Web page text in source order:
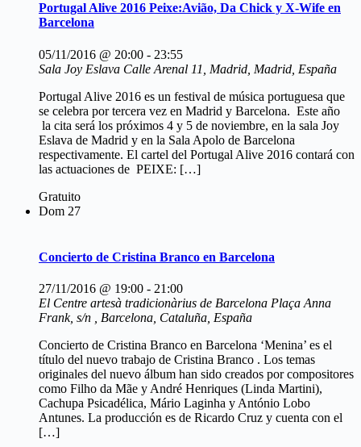
Portugal Alive 2016 Peixe:Avião, Da Chick y X-Wife en
Barcelona
05/11/2016 @ 20:00 - 23:55
Sala Joy Eslava Calle Arenal 11, Madrid, Madrid, España
Portugal Alive 2016 es un festival de música portuguesa que
se celebra por tercera vez en Madrid y Barcelona. Este año
la cita será los próximos 4 y 5 de noviembre, en la sala Joy
Eslava de Madrid y en la Sala Apolo de Barcelona
respectivamente. El cartel del Portugal Alive 2016 contará con
las actuaciones de PEIXE: […]
Gratuito
Dom 27
Concierto de Cristina Branco en Barcelona
27/11/2016 @ 19:00 - 21:00
El Centre artesà tradicionàrius de Barcelona Plaça Anna
Frank, s/n , Barcelona, Cataluña, España
Concierto de Cristina Branco en Barcelona ‘Menina’ es el
título del nuevo trabajo de Cristina Branco . Los temas
originales del nuevo álbum han sido creados por compositores
como Filho da Mãe y André Henriques (Linda Martini),
Cachupa Psicadélica, Mário Laginha y António Lobo
Antunes. La producción es de Ricardo Cruz y cuenta con el
[…]